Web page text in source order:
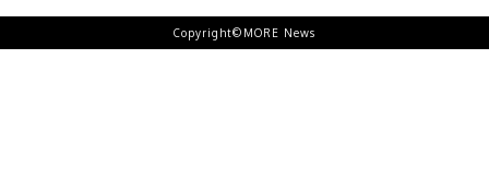
Copyright©MORE News